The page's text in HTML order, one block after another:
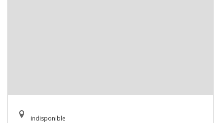
indisponible